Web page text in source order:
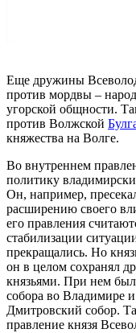
Еще дружины
против мордвы –
угорской общности.
против Волжской
княжества на Волге.
Во внутреннем
политику
Он, например,
расширению своего
его правления
стабилизации
прекращались. Но
он в целом сохранял
князьями. При нем
собора во Владимире
Дмитровский собор.
правление князя